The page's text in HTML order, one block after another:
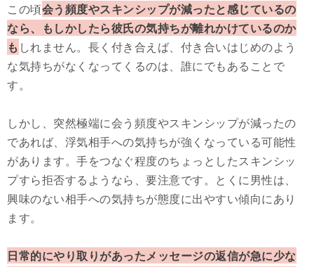
この頃会う頻度やスキンシップが減ったと感じているの
なら、もしかしたら彼氏の気持ちが離れかけているのか
も しれません。長く付き合えば、付き合いはじめのよう
な気持ちがなくなってくるのは、誰にでもあることで
す。
しかし、突然極端に会う頻度やスキンシップが減ったの
であれば、浮気相手への気持ちが強くなっている可能性
があります。手をつなぐ程度のちょっとしたスキンシッ
プすら拒否するようなら、要注意です。とくに男性は、
興味のない相手への気持ちが態度に出やすい傾向にあり
ます。
日常的にやり取りがあったメッセージの返信が急に少な